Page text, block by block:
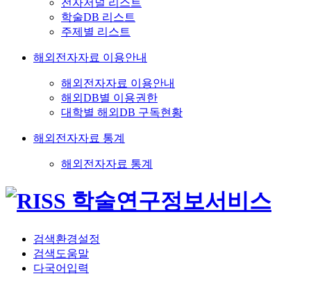
전자저널 리스트
학술DB 리스트
주제별 리스트
해외전자자료 이용안내
해외전자자료 이용안내
해외DB별 이용권한
대학별 해외DB 구독현황
해외전자자료 통계
해외전자자료 통계
검색환경설정
검색도움말
다국어입력